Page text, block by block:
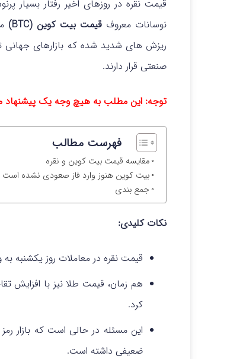
قیمت نقره در روزهای اخیر رفتار بسیار
نوسانات معروفقیمت بیت‌ کوین (BTC)
ریزش‌ های شدید شده که بازارهای جهانی
صنعتی قرار دارند.
توجه: این مطلب به هیچ وجه یک پیشنهاد
فهرست مطالب
مقایسه قیمت بیت کوین و نقره
بیت‌ کوین هنوز وارد فاز صعودی نشده است
جمع بندی
نکات کلیدی:
قیمت نقره در معاملات روز یکشنبه
هم‌ زمان، قیمت طلا نیز با افزایش
کرد.
این مسئله در حالی است که بازار
ضعیفی داشته است.